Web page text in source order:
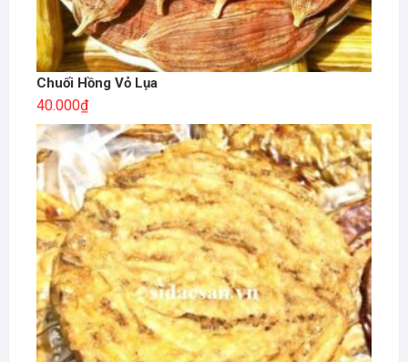
Chuối Hồng Vỏ Lụa
40.000₫